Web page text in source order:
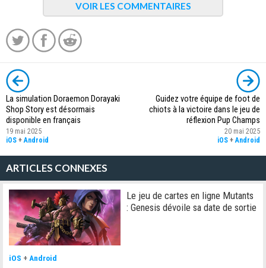
VOIR LES COMMENTAIRES
La simulation Doraemon Dorayaki
Shop Story est désormais
disponible en français
19 mai 2025
iOS +Android
Guidez votre équipe de foot de
chiots à la victoire dans le jeu de
réflexion Pup Champs
20 mai 2025
iOS +Android
ARTICLES CONNEXES
Le jeu de cartes en ligne Mutants
: Genesis dévoile sa date de sortie
iOS + Android